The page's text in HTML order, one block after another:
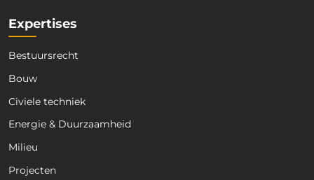
Expertises
Bestuursrecht
Bouw
Civiele techniek
Energie & Duurzaamheid
Milieu
Projecten